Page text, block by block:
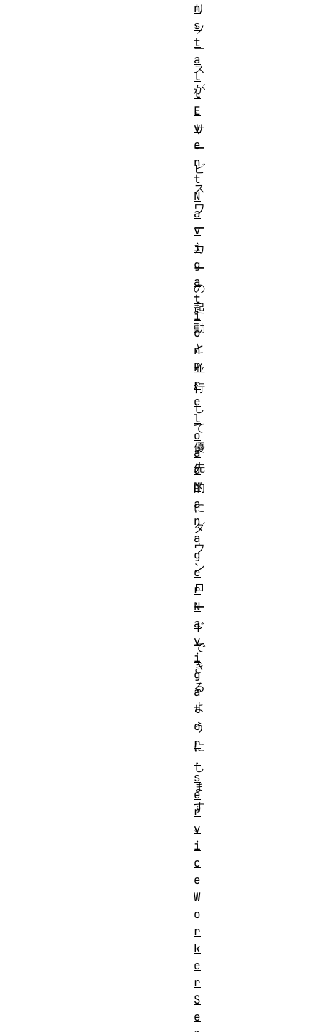
リ
ソ
ー
ス
が
、
サ
ー
ビ
ス
ワ
ー
カ
ー
の
起
動
と
並
行
し
て
優
先
的
に
ダ
ウ
ン
ロ
ー
ド
で
き
る
よ
う
に
し
ま
す
。
n
s
t
a
l
l
E
v
e
n
t
N
a
v
i
g
a
t
i
o
n
P
r
e
l
o
a
d
M
a
n
a
g
e
r
N
a
v
i
g
a
t
o
r
.
s
e
r
v
i
c
e
W
o
r
k
e
r
S
e